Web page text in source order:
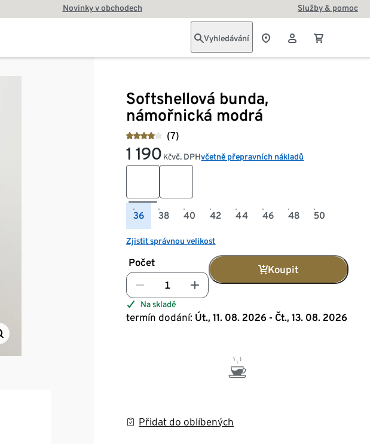
Novinky v obchodech Služby & pomoc
Vyhledávání
Softshellová bunda,
námořnická modrá
(7)
1 190 Kčvč. DPHvčetně přepravních nákladů
36 38 40 42 44 46 48 50
Zjistit správnou velikost
Počet
Koupit
Na skladě
termín dodání: Út., 11. 08. 2026 - Čt., 13. 08. 2026
Přidat do oblíbených